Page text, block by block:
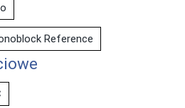
Reference